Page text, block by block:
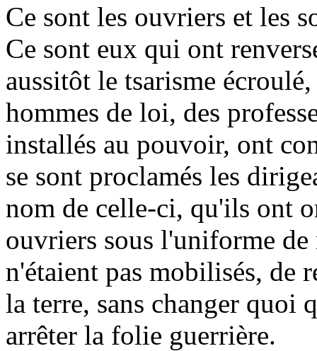
Ce sont les ouvriers et les
Ce sont eux qui ont
aussitôt le tsarisme
hommes de loi, des
installés au pouvoir, ont
se sont proclamés les
nom de celle-ci, qu'ils ont
ouvriers sous l'uniforme
n'étaient pas mobilisés, de
la terre, sans changer quoi
arrêter la folie guerrière.